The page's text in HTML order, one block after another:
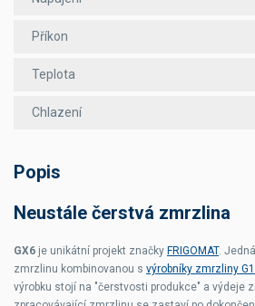
Příkon
Teplota
Chlazení
Popis
Neustále čerstvá zmrzlina
GX6 je unikátní projekt značky FRIGOMAT.
zmrzlinu kombinovanou s výrobníky zmrzliny
výrobku stojí na "čerstvosti produkce" a výdeje